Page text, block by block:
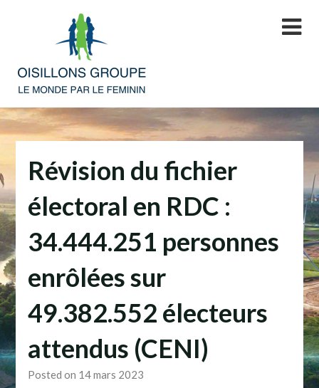
Révision du fichier
électoral en RDC :
34.444.251 personnes
enrôlées sur
49.382.552 électeurs
attendus (CENI)
Posted on 14 mars 2023